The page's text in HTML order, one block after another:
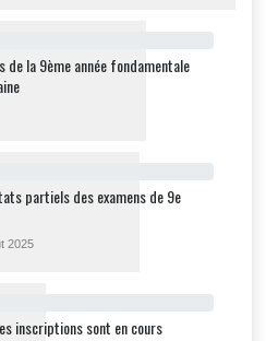
de la 9ème année fondamentale
partiels des examens de 9e
2025
inscriptions sont en cours